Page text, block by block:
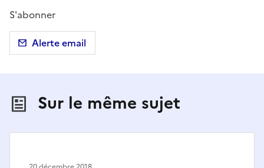
S'abonner
Alerte email
Sur le même sujet